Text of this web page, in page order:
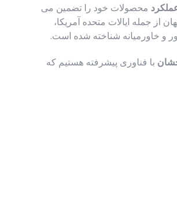
محصولات خود را تضمین می
از جمله ایالات متحده آمریکا،
و خاورمیانه شناخته شده است.
با فناوری پیشرفته هستیم که